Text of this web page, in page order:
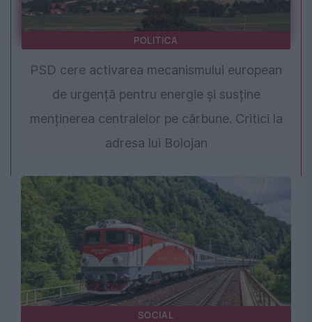
POLITICA
PSD cere activarea mecanismului european
de urgență pentru energie și susține
menținerea centralelor pe cărbune. Critici la
adresa lui Bolojan
SOCIAL